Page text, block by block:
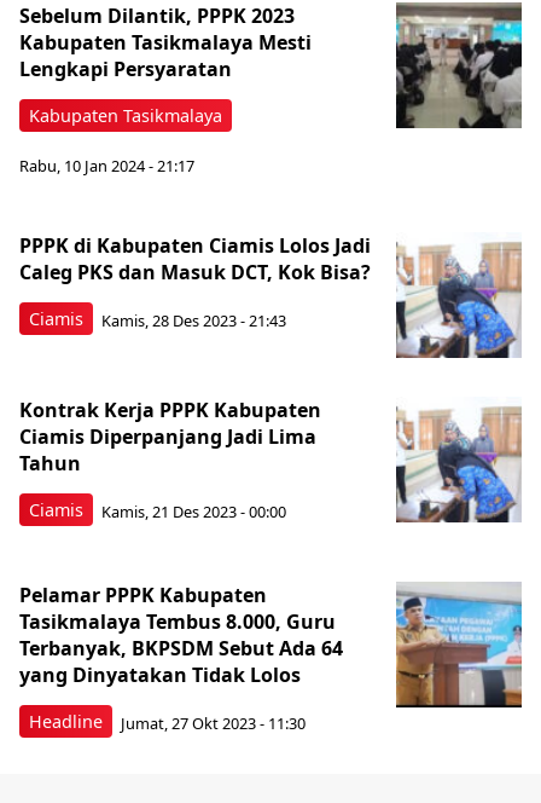
Kabupaten Tasikmalaya
Sebelum Dilantik, PPPK 2023
Kabupaten Tasikmalaya Mesti
Lengkapi Persyaratan
Rabu, 10 Jan 2024 - 21:17
Ciamis
PPPK di Kabupaten Ciamis Lolos Jadi
Caleg PKS dan Masuk DCT, Kok Bisa?
Kamis, 28 Des 2023 - 21:43
Ciamis
Kontrak Kerja PPPK Kabupaten
Ciamis Diperpanjang Jadi Lima
Tahun
Kamis, 21 Des 2023 - 00:00
Headline
Pelamar PPPK Kabupaten
Tasikmalaya Tembus 8.000, Guru
Terbanyak, BKPSDM Sebut Ada 64
yang Dinyatakan Tidak Lolos
Jumat, 27 Okt 2023 - 11:30